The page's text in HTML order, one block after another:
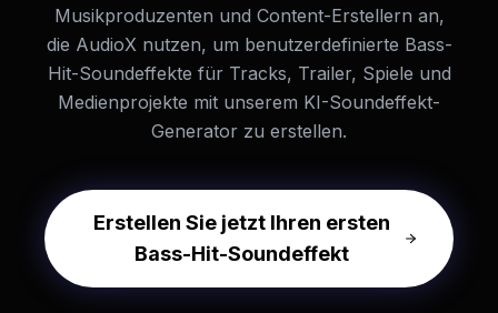
Musikproduzenten und Content-Erstellern an,
die AudioX nutzen, um benutzerdefinierte Bass-
Hit-Soundeffekte für Tracks, Trailer, Spiele und
Medienprojekte mit unserem KI-Soundeffekt-
Generator zu erstellen.
Erstellen Sie jetzt Ihren ersten
Bass-Hit-Soundeffekt